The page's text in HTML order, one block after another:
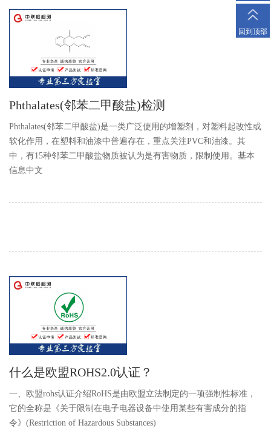
Phthalates(邻苯二甲酸盐)检测
Phthalates(邻苯二甲酸盐)是一类广泛使用的增塑剂，对塑料起改性或
软化作用，在塑料和油漆中普遍存在，重点关注PVC和油漆。其
中，有15种邻苯二甲酸盐物质被认为是有害物质，限制使用。基本
信息中文
什么是欧盟ROHS2.0认证？
一、欧盟rohs认证介绍RoHS是由欧盟立法制定的一项强制性标准，
它的全称是《关于限制在电子电器设备中使用某些有害成分的指
令》(Restriction of Hazardous Substances)
回到顶部